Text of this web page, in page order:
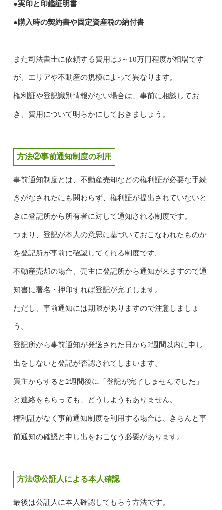
●実印と印鑑証明書
●購入時の契約書や固定資産税の納付書
また司法書士に依頼する費用は3～10万円程度が相場です
が、エリアや不動産の規模によって異なります。
権利証や登記識別情報がない場合は、事前に相談してお
き、費用について明らかにしておきましょう。
方法②事前通知制度の利用
事前通知制度とは、不動産売却などの権利証が必要な手続
きがなされたにも関わらず、権利証が提出されていないと
きに登記所から所有者に対して通知される制度です。
つまり、登記が本人の意思に基づいておこなわれたものか
を登記所が事前に確認してくれる制度です。
不動産売却の場合、売主に登記所から通知が来ますので通
知書に署名・押印すれば登記が完了します。
ただし、事前通知には期限がありますので注意しましょ
う。
登記所から事前通知が発送された日から2週間以内に申し
出をしないと登記が否認されてしまいます。
買主からすると2週間後に「登記が完了しませんでした」
と連絡をもらっても、どうしようもありません。
権利証がなく事前通知制度を利用する場合は、きちんと事
前通知の確認と申し出をおこなう必要があります。
方法③公証人による本人確認
最後は公証人に本人確認してもらう方法です。